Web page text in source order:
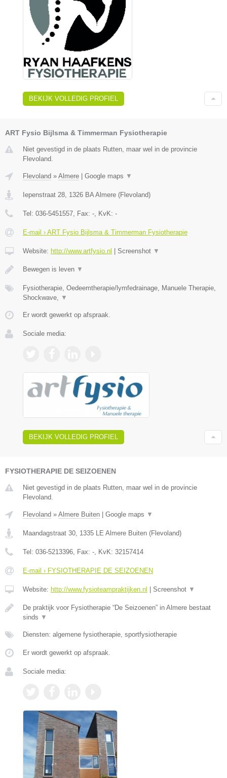
BEKIJK VOLLEDIG PROFIEL
ART Fysio Bijlsma & Timmerman Fysiotherapie
Niet gevestigd in de plaats Rutten, maar wel in de provincie
Flevoland.
Flevoland » Almere | Google maps ▼
Iepenstraat 28 1326 BA Almere (Flevoland)
Tel: 036-5451557 , Fax: - , KvK: -
E-mail › ART Fysio Bijlsma & Timmerman Fysiotherapie
Website: http://www.artfysio.nl | Screenshot ▼
Bewegen is leven ▼
Fysiotherapie, Oedeemtherapie/lymfedrainage, Manuele Therapie,
Shockwave,
▼
Er wordt gewerkt op afspraak.
Sociale media:
BEKIJK VOLLEDIG PROFIEL
FYSIOTHERAPIE DE SEIZOENEN
Niet gevestigd in de plaats Rutten, maar wel in de provincie
Flevoland.
Flevoland » Almere Buiten Google maps ▼
Maandagstraat 30 1335 LE Almere Buiten (Flevoland)
Tel: 036-5213396 , Fax: - , KvK: 32157414
E-mail › FYSIOTHERAPIE DE SEIZOENEN
Website: http://www.fysioteampraktijken.nl Screenshot ▼
De praktijk voor Fysiotherapie “De Seizoenen” in Almere bestaat
sinds ▼
Diensten: algemene fysiotherapie, sportfysiotherapie
Er wordt gewerkt op afspraak.
Sociale media: